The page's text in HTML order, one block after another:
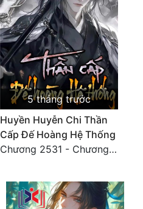
5 tháng trước
Huyền Huyễn Chi Thần
Cấp Đế Hoàng Hệ Thống
Chương 2531 - Chương cuối